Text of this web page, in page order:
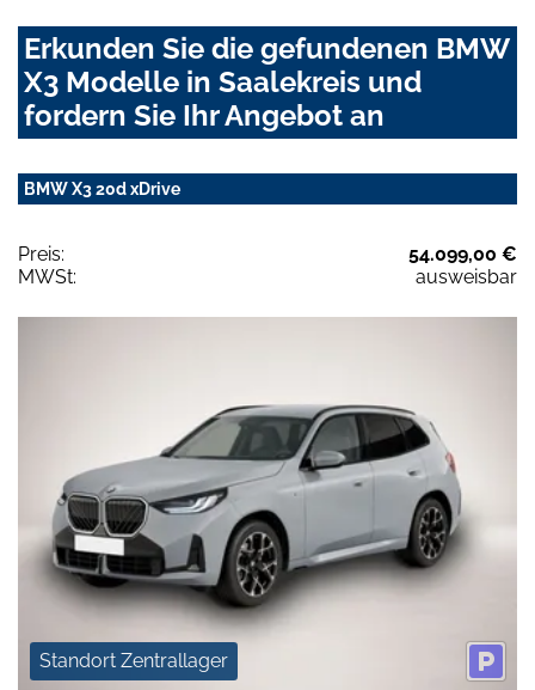
Erkunden Sie die gefundenen BMW
X3 Modelle in Saalekreis und
fordern Sie Ihr Angebot an
BMW X3 20d xDrive
Preis:
54.099,00 €
MWSt:
ausweisbar
Standort Zentrallager